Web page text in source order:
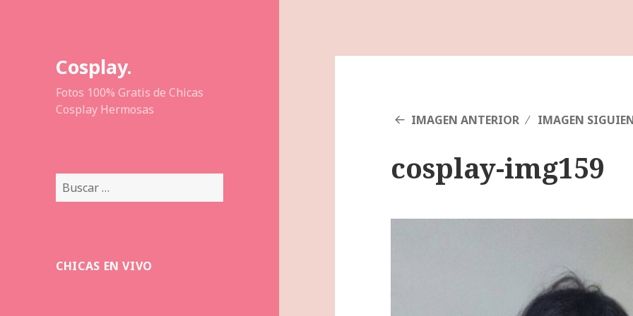
Cosplay.
Fotos 100% Gratis de Chicas
Cosplay Hermosas
Buscar:
CHICAS EN VIVO
IMAGEN ANTERIOR IMAGEN
cosplay-img159